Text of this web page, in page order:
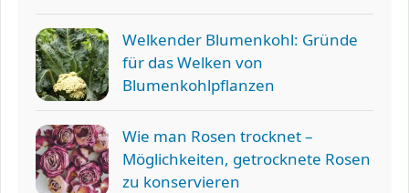
Welkender Blumenkohl: Gründe
für das Welken von
Blumenkohlpflanzen
Wie man Rosen trocknet –
Möglichkeiten, getrocknete Rosen
zu konservieren